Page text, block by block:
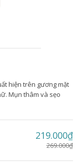
hiện trên gương mặt
Mụn thâm và sẹo
219.000₫
269.000₫